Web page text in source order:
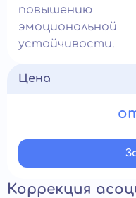
повышению
эмоциональной
устойчивости.
Цена
Коррекция